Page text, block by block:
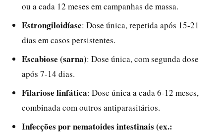
ou a cada 12 meses em campanhas de massa.
Estrongiloidíase: Dose única, repetida após 15-21
dias em casos persistentes.
Escabiose (sarna): Dose única, com segunda dose
após 7-14 dias.
Filariose linfática: Dose única a cada 6-12 meses,
combinada com outros antiparasitários.
Infecções por nematoides intestinais (ex.: